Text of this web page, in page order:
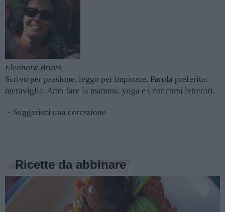
Eleonora Bravo
Scrivo per passione, leggo per imparare. Parola preferita:
meraviglia. Amo fare la mamma, yoga e i concorsi letterari.
Suggerisci una correzione
Ricette da abbinare